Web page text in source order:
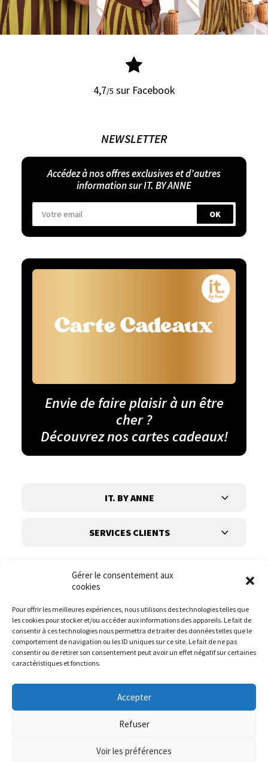
Gérer le consentement aux
cookies
Pour offrir les meilleures expériences, nous utilisons des technologies telles que
les cookies pour stocker et/ou accéder aux informations des appareils. Le fait de
consentir à ces technologies nous permettra de traiter des données telles que le
comportement de navigation ou les ID uniques sur ce site. Le fait de ne pas
consentir ou de retirer son consentement peut avoir un effet négatif sur certaines
caractéristiques et fonctions.
Accepter
Refuser
Voir les préférences
4,7/5 sur Facebook
NEWSLETTER
Accédez à nos offres exclusives et d’autres
information sur IT. BY ANNE
Envie de faire plaisir à un être
cher ?
Découvrez nos cartes cadeaux!
IT. BY ANNE
SERVICES CLIENTS
Suivez-nous